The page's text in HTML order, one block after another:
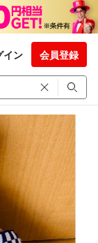
イン 会員登録